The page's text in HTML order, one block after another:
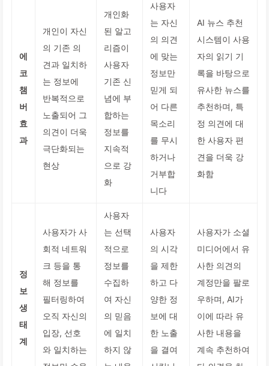
에
코
챔
버
효
과
개인이 자신
의 기존 의
견과 일치하
는 정보에
반복적으로
노출되어 그
의견이 더욱
극단화되는
현상
개인화
된 알고
리즘이
사용자
기존 신
념에 부
합하는
정보를
지속적
으로 강
화
사용자
는 자신
의 의견
에 맞는
정보만
믿게 되
어 다른
목소리
를 무시
하거나
거부합
니다
AI 뉴스 추천
시스템이 사용
자의 읽기 기
록을 바탕으로
유사한 뉴스를
추천하며, 특
정 의견에 대
한 사용자 편
견을 더욱 강
화함
정
보
생
태
계
사용자가 사
회적 네트워
크 등을 통
해 정보를
필터링하여
오직 자신의
입장, 선호
와 일치하는
사용자
는 선택
적으로
정보를
수집하
여 자신
의 믿음
에 일치
하지 않
사용자
의 시각
을 제한
하고 다
양한 정
보에 대
한 노출
을 결여
사용자가 소셜
미디어에서 유
사한 의견의
계정만을 팔로
우하며, AI가
이에 따라 유
사한 내용을
계속 추천하여